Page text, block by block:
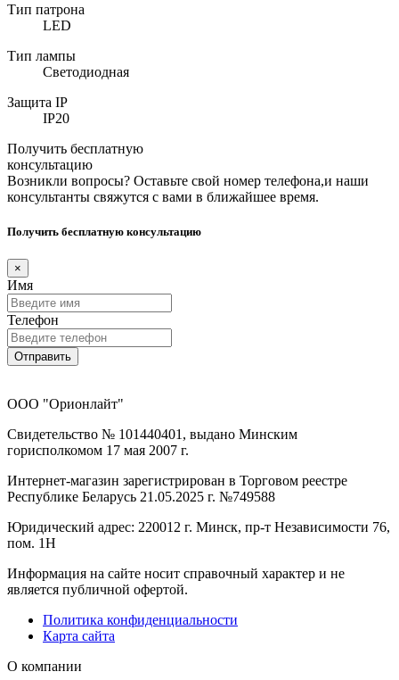
Тип патрона
LED
Тип лампы
Светодиодная
Защита IP
IP20
Получить бесплатную
консультацию
Возникли вопросы? Оставьте свой номер телефона,и наши
консультанты свяжутся с вами в ближайшее время.
Получить бесплатную консультацию
×
Имя
Телефон
Отправить
ООО "Орионлайт"
Свидетельство № 101440401, выдано Минским
горисполкомом 17 мая 2007 г.
Интернет-магазин зарегистрирован в Торговом реестре
Республике Беларусь 21.05.2025 г. №749588
Юридический адрес: 220012 г. Минск, пр-т Независимости 76,
пом. 1Н
Информация на сайте носит справочный характер и не
является публичной офертой.
Политика конфиденциальности
Карта сайта
О компании